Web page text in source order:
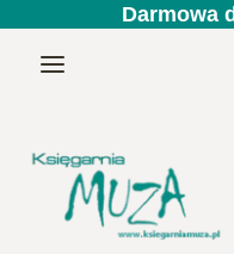
Darmowa
Menu